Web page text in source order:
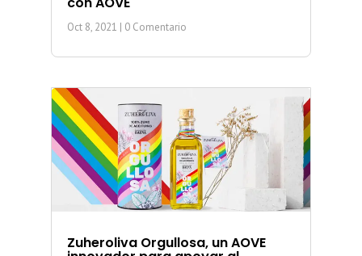
Oct 8, 2021 | 0 Comentario
Zuheroliva Orgullosa, un AOVE